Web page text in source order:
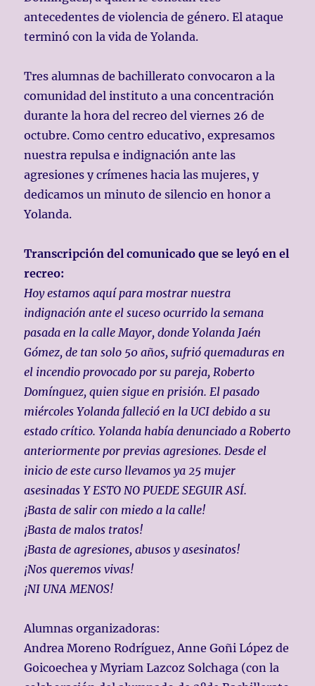
antecedentes de violencia de género. El ataque
terminó con la vida de Yolanda.
Tres alumnas de bachillerato convocaron a la
comunidad del instituto a una concentración
durante la hora del recreo del viernes 26 de
octubre. Como centro educativo, expresamos
nuestra repulsa e indignación ante las
agresiones y crímenes hacia las mujeres, y
dedicamos un minuto de silencio en honor a
Yolanda.
Transcripción del comunicado que se leyó en el
recreo:
Hoy estamos aquí para mostrar nuestra
indignación ante el suceso ocurrido la semana
pasada en la calle Mayor, donde Yolanda Jaén
Gómez, de tan solo 50 años, sufrió quemaduras en
el incendio provocado por su pareja, Roberto
Domínguez, quien sigue en prisión. El pasado
miércoles Yolanda falleció en la UCI debido a su
estado crítico. Yolanda había denunciado a Roberto
anteriormente por previas agresiones. Desde el
inicio de este curso llevamos ya 25 mujer
asesinadas Y ESTO NO PUEDE SEGUIR ASÍ.
¡Basta de salir con miedo a la calle!
¡Basta de malos tratos!
¡Basta de agresiones, abusos y asesinatos!
¡Nos queremos vivas!
¡NI UNA MENOS!
Alumnas organizadoras:
Andrea Moreno Rodríguez, Anne Goñi López de
Goicoechea y Myriam Lazcoz Solchaga (con la